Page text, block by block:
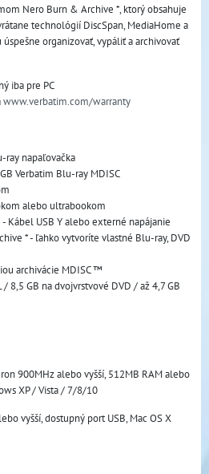
Nero Burn & Archive *, ktorý obsahuje
technológií DiscSpan, MediaHome a
organizovať, vypáliť a archivovať
iba pre PC
www.verbatim.com/warranty
ray napaľovačka
Verbatim Blu-ray MDISC
alebo ultrabookom
Kábel USB Y alebo externé napájanie
* - ľahko vytvoríte vlastné Blu-ray, DVD
archivácie MDISC ™
/ 8,5 GB na dvojvrstvové DVD / až 4,7 GB
900MHz alebo vyšší, 512MB RAM alebo
XP / Vista / 7/8/10
vyšší, dostupný port USB, Mac OS X